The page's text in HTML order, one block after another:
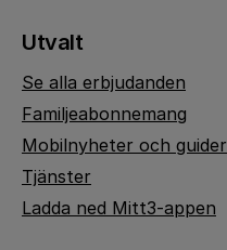
Utvalt
Se alla erbjudanden
Familjeabonnemang
Mobilnyheter och guider
Tjänster
Ladda ned Mitt3-appen